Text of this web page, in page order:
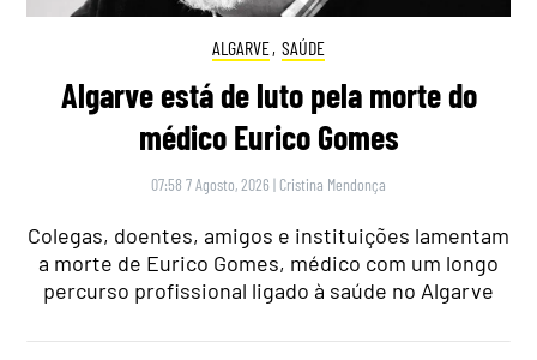
ALGARVE, SAÚDE
Algarve está de luto pela morte do
médico Eurico Gomes
07:58 7 Agosto, 2026 | Cristina Mendonça
Colegas, doentes, amigos e instituições lamentam
a morte de Eurico Gomes, médico com um longo
percurso profissional ligado à saúde no Algarve